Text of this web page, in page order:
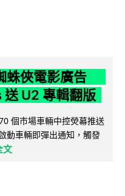
蛛俠電影廣告
U2 專輯翻版
個市場車輛中控熒幕推送
動車輛即彈出通知，觸發
文